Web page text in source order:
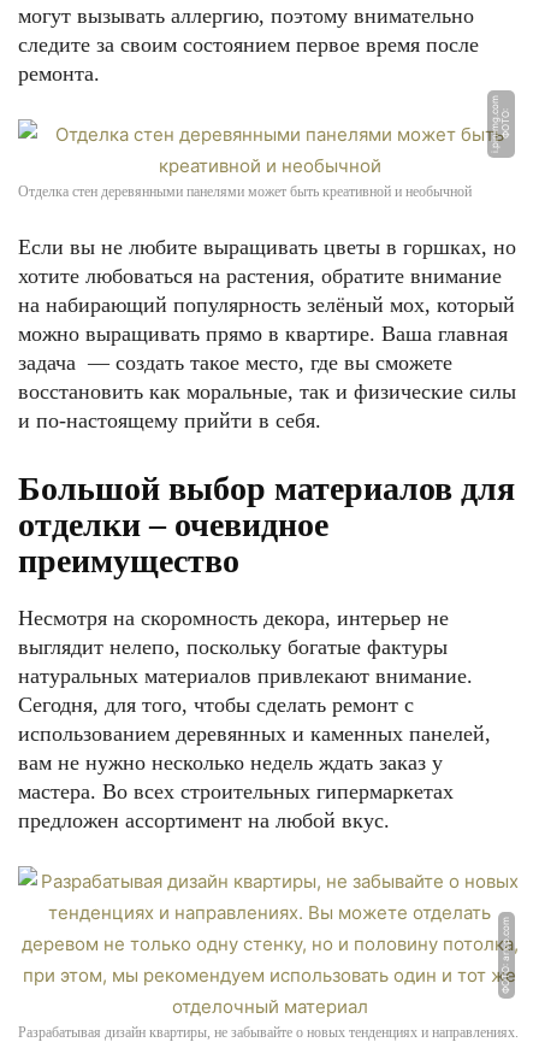
могут вызывать аллергию, поэтому внимательно
следите за своим состоянием первое время после
ремонта.
Ф
О
Т
О:
i.
pi
ni
m
g.
c
o
m
Отделка стен деревянными панелями может быть креативной и необычной
Если вы не любите выращивать цветы в горшках, но
хотите любоваться на растения, обратите внимание
на набирающий популярность зелёный мох, который
можно выращивать прямо в квартире. Ваша главная
задача — создать такое место, где вы сможете
восстановить как моральные, так и физические силы
и по-настоящему прийти в себя.
Большой выбор материалов для
отделки – очевидное
преимущество
Несмотря на скоромность декора, интерьер не
выглядит нелепо, поскольку богатые фактуры
натуральных материалов привлекают внимание.
Сегодня, для того, чтобы сделать ремонт с
использованием деревянных и каменных панелей,
вам не нужно несколько недель ждать заказ у
мастера. Во всех строительных гипермаркетах
предложен ассортимент на любой вкус.
ФОТО: arxip.com
Разрабатывая дизайн квартиры, не забывайте о новых тенденциях и направлениях.